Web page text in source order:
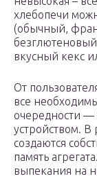
хлебопечи
(обычный,
вкусный кекс
От
все
очередности —
устройством.
создаются
память
выпекания на